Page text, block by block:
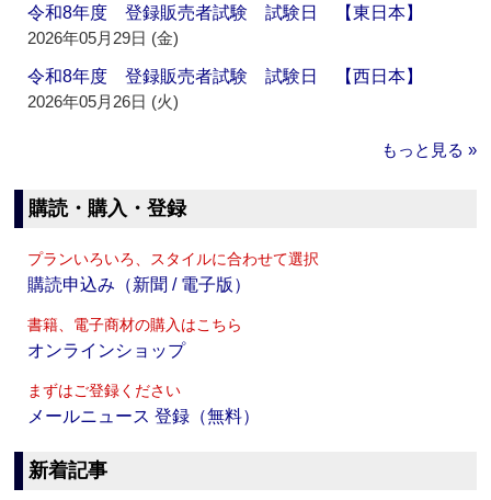
令和8年度 登録販売者試験 試験日 【東日本】
2026年05月29日 (金)
令和8年度 登録販売者試験 試験日 【西日本】
2026年05月26日 (火)
もっと見る »
購読・購入・登録
プランいろいろ、スタイルに合わせて選択
購読申込み（新聞 / 電子版）
書籍、電子商材の購入はこちら
オンラインショップ
まずはご登録ください
メールニュース 登録（無料）
新着記事